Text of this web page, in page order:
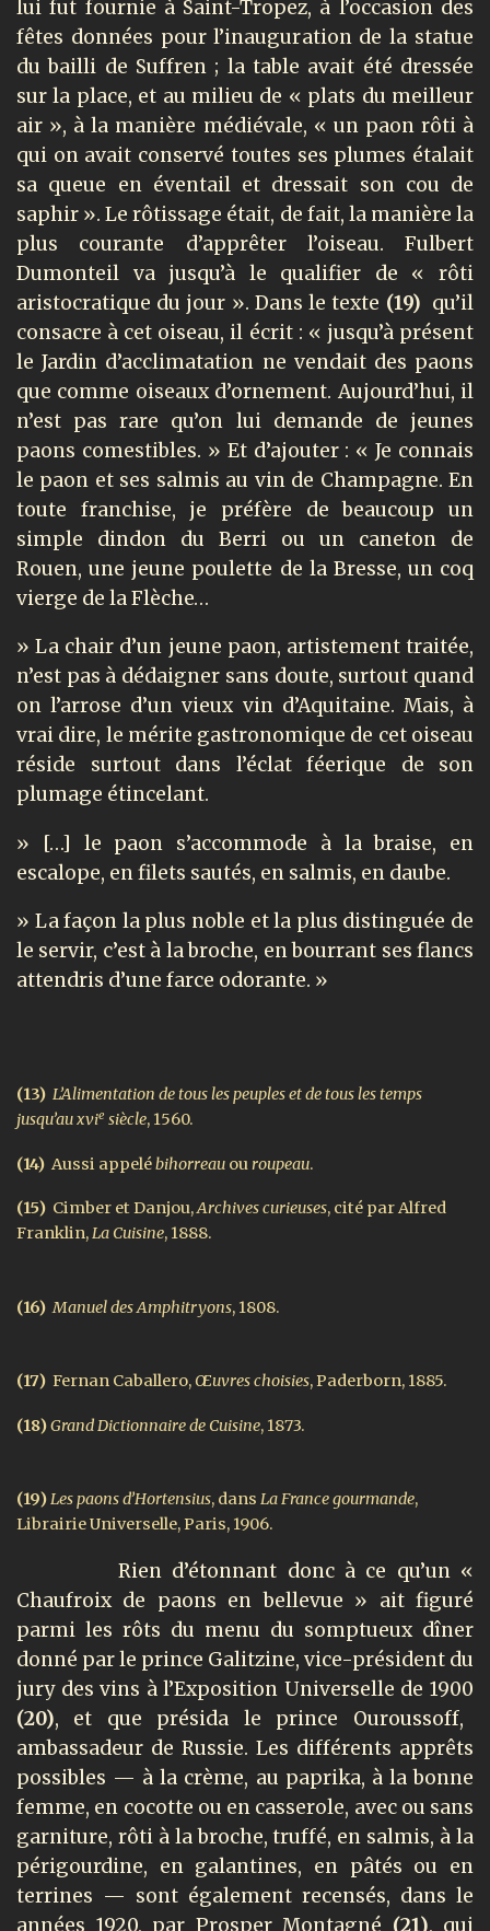
lui fut fournie à Saint-Tropez, à l’occasion des
fêtes données pour l’inauguration de la statue
du bailli de Suffren ; la table avait été dressée
sur la place, et au milieu de « plats du meilleur
air », à la manière médiévale, « un paon rôti à
qui on avait conservé toutes ses plumes étalait
sa queue en éventail et dressait son cou de
saphir ». Le rôtissage était, de fait, la manière la
plus courante d’apprêter l’oiseau. Fulbert
Dumonteil va jusqu’à le qualifier de « rôti
aristocratique du jour ». Dans le texte (19) qu’il
consacre à cet oiseau, il écrit : « jusqu’à présent
le Jardin d’acclimatation ne vendait des paons
que comme oiseaux d’ornement. Aujourd’hui, il
n’est pas rare qu’on lui demande de jeunes
paons comestibles. » Et d’ajouter : « Je connais
le paon et ses salmis au vin de Champagne. En
toute franchise, je préfère de beaucoup un
simple dindon du Berri ou un caneton de
Rouen, une jeune poulette de la Bresse, un coq
vierge de la Flèche…
» La chair d’un jeune paon, artistement traitée,
n’est pas à dédaigner sans doute, surtout quand
on l’arrose d’un vieux vin d’Aquitaine. Mais, à
vrai dire, le mérite gastronomique de cet oiseau
réside surtout dans l’éclat féerique de son
plumage étincelant.
» […] le paon s’accommode à la braise, en
escalope, en filets sautés, en salmis, en daube.
» La façon la plus noble et la plus distinguée de
le servir, c’est à la broche, en bourrant ses flancs
attendris d’une farce odorante. »
(13) L’Alimentation de tous les peuples et de tous les temps
jusqu’auxvie siècle, 1560.
(14) Aussi appelébihorreau ouroupeau.
(15) Cimber et Danjou,Archives curieuses, cité par Alfred
Franklin,La Cuisine, 1888.
(16) Manuel des Amphitryons, 1808.
(17) Fernan Caballero, Œuvres choisies, Paderborn, 1885.
(18)Grand Dictionnaire de Cuisine, 1873.
(19)Les paons d’Hortensius, dans La France gourmande,
Librairie Universelle, Paris, 1906.
Rien d’étonnant donc à ce qu’un «
Chaufroix de paons en bellevue » ait figuré
parmi les rôts du menu du somptueux dîner
donné par le prince Galitzine, vice-président du
jury des vins à l’Exposition Universelle de 1900
(20), et que présida le prince Ouroussoff,
ambassadeur de Russie. Les différents apprêts
possibles — à la crème, au paprika, à la bonne
femme, en cocotte ou en casserole, avec ou sans
garniture, rôti à la broche, truffé, en salmis, à la
périgourdine, en galantines, en pâtés ou en
terrines — sont également recensés, dans le
années 1920, par Prosper Montagné (21), qui